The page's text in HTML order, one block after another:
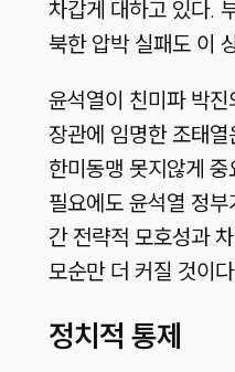
차갑게 대하고 있다.
북한 압박 실패도 이
윤석열이 친미파 박
장관에 임명한 조태
한미동맹 못지않게
필요에도 윤석열 정
간 전략적 모호성과
모순만 더 커질 것이
정치적 통제